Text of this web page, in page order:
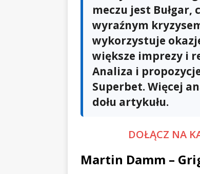
meczu jest Bułgar,
wyraźnym
wykorzystuje
większe imprezy i
Analiza i
Superbet. Więcej
dołu artykułu.
DOŁĄCZ NA
Martin Damm –